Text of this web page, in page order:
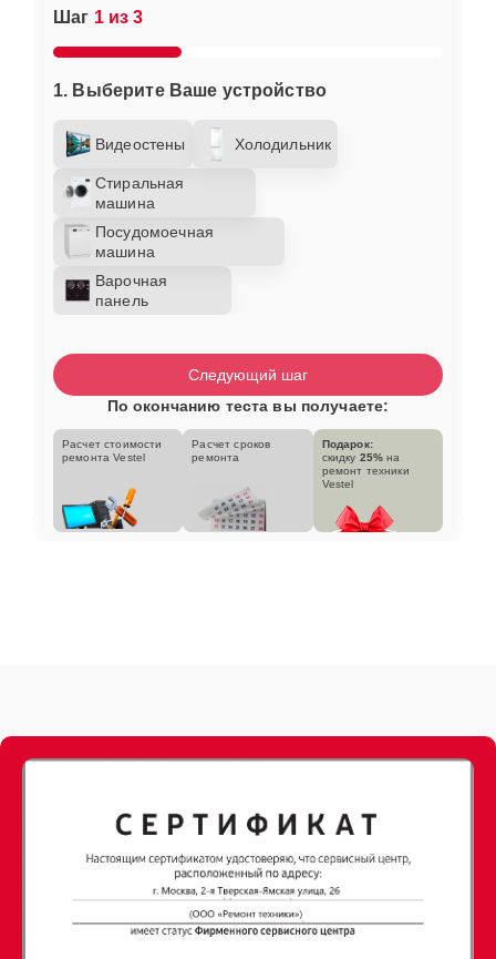
Шаг 1 из 3
1. Выберите Ваше устройство
Видеостены Холодильник
Стиральная
машина
Посудомоечная
машина
Варочная
панель
Следующий шаг
По окончанию теста вы получаете:
Расчет стоимости
ремонта Vestel
Расчет сроков
ремонта
Подарок:
скидку 25% на
ремонт техники
Vestel